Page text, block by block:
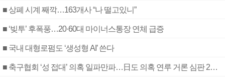
■ 상폐 시계 째깍…163개사 “나 떨고있니”
■ ‘빚투’ 후폭풍…20·60대 마이너스통장 연체 급증
■ 국내 대형로펌도 ‘생성형 AI’ 쓴다
■ 축구협회 ‘성 접대’ 의혹 일파만파…日도 의혹 연루 거론 심판 2명 조사